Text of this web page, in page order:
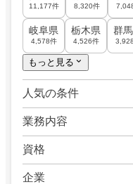
11,177件 8,320件
岐阜県
4,578件
栃木県
4,526件
群
もっと見る
人気の条件
業務内容
資格
企業